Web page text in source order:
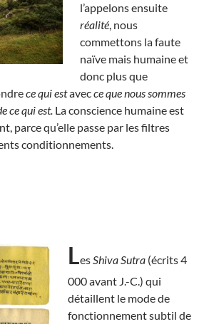
l’appelons ensuite
réalité , nous
commettons la faute
naïve mais humaine et
donc plus que
ce qui estavecce que nous sommes
ce qui est. La conscience humaine est
parce qu’elle passe par les filtres
conditionnements.
Les Shiva Sutra (écrits 4
000 avant J.-C.) qui
détaillent le mode de
fonctionnement subtil de